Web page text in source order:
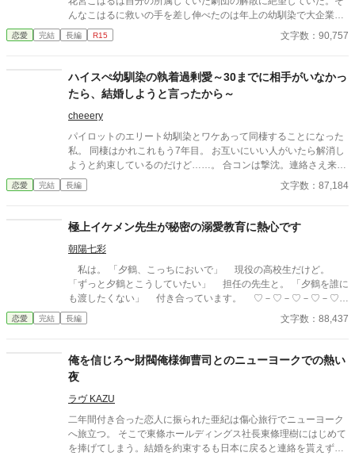
んなこはるに救いの手を差し伸べたのは年上の幼馴染で大企業の
御曹司、月ノ島玲二だった。けれど代わりに妻になることを強要
してきて──。花嫁となったこはるに対し、俺様な玲二は独占欲を
女優】 ☆☆☆ベリーズカフェで日間4位いただきました☆☆☆ ※
ベリーズカフェでも掲載中 ※推敲、校正前のものです。ご注意下
さい
恋愛 完結 長編 R15 文字数：90,757
ハイスぺ幼馴染の執着過剰愛～30までに相手がいなかっ
たら、結婚しようと言ったから～
cheeery
パイロットのエリート幼馴染とワケあって同棲することになった
私。 同棲はかれこれもう7年目。 お互いにいい人がいたら解消し
ようと約束しているのだけど……。 合コンは撃沈。連絡さえ来な
い始末。 焦るものの、幼なじみ隼人との生活は、なんの不満もな
く……っというよりも、至極の生活だった。 何かあったら話も聞
てくれたり、買い物に連れ出してくれたり……しかも家賃はいら
いのかな？ そしてわたしの30歳の誕生日。 「美羽、お誕生日お
めでとう。結婚しようか」 「なに言ってるの？」 優しかったはず
の隼人が豹変。 「30になってお互いに相手がいなかったら、結婚
しようって美羽が言ったんだよね？」 彼の秘密を知ったら、もう
恋愛 完結 長編 文字数：87,184
極上イケメン先生が秘密の溺愛教育に熱心です
朝陽七彩
私は。 「夕鶴、こっちにおいで」 現役の高校生だけど。
「ずっと夕鶴とこうしていたい」 担任の先生と。 「夕鶴を誰に
も渡したくない」 付き合っています。 ♡－♡－♡－♡－♡－
♡－♡－♡－♡－♡－♡－♡－♡－♡－♡－♡－♡ 神城夕鶴
（かみしろ ゆづる） 軽音楽部の絶対的エース 飛鷹隼理（ひ
♡－♡－♡－♡－♡－♡－♡－♡－♡－♡－♡－♡－♡－♡－♡
彼の名前は飛鷹隼理くん。 隼理くんは。 「夕鶴にこうしてい
いのは俺だけ」 そう言って……。 「そんなにも可愛い声を出さ
れたら……俺、止められないよ」 そして隼理くんは……。
……‼ しゅっ……隼理くん……っ。 そんなことをされた
ら……。 隼理くんと過ごす日々はドキドキとわくわくの連続。
……だけど……。 え……。 誰……？ 誰なの……？ そ
恋愛 完結 長編 文字数：88,437
俺を信じろ〜財閥俺様御曹司とのニューヨークでの熱い
夜
ラヴ KAZU
二年間付き合った恋人に振られた亜紀は傷心旅行でニューヨーク
へ旅立つ。 そこで東條ホールディングス社長東條理樹にはじめて
を捧げてしまう。結婚を約束するも日本に戻ると連絡を貰えず、